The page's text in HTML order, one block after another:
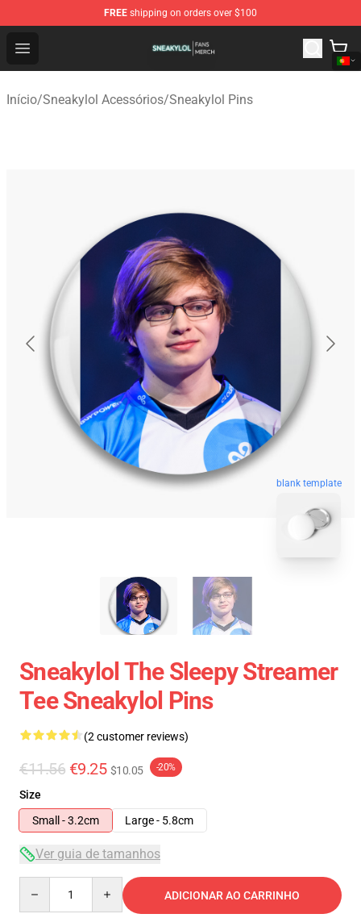
FREE shipping on orders over $100
Open menu
Sneakylol Shop - Official Sneakylol Merchandise Store
Início/Sneakylol Acessórios/Sneakylol Pins
blank template
Sneakylol The Sleepy Streamer
Tee Sneakylol Pins
(2 customer reviews)
€11.56 €9.25 $10.05 -20%
Size
Small - 3.2cm
Large - 5.8cm
Ver guia de tamanhos
ADICIONAR AO CARRINHO